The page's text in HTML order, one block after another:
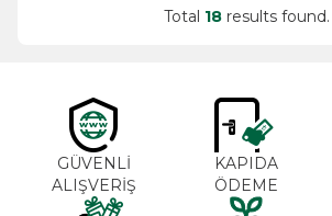
Total 18results found.
GÜVENLİ
ALIŞVERİŞ
KAPIDA
ÖDEME